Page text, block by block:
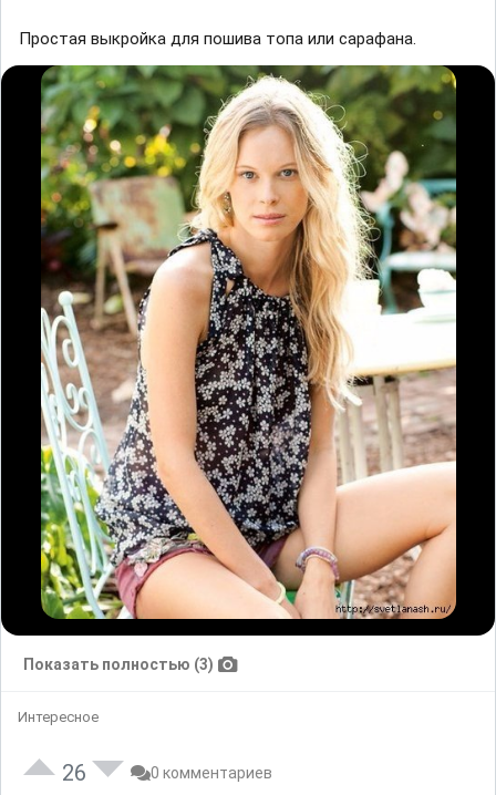
Простая выкройка для пошива топа или сарафана.
Показать полностью (3)
Интересное
26 0 комментариев